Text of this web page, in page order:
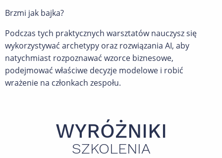
Brzmi jak bajka?
Podczas tych praktycznych warsztatów nauczysz się
wykorzystywać archetypy oraz rozwiązania AI, aby
natychmiast rozpoznawać wzorce biznesowe,
podejmować właściwe decyzje modelowe i robić
wrażenie na członkach zespołu.
WYRÓŻNIKI
SZKOLENIA